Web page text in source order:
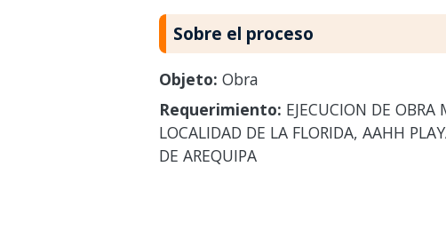
Sobre el proceso
Objeto: Obra
Requerimiento: EJECUCION DE
LOCALIDAD DE LA FLORIDA, AAHH
DE AREQUIPA